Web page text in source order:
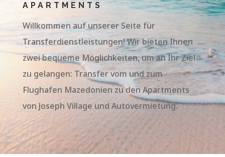
APARTMENTS
Willkommen auf unserer Seite für
Transferdienstleistungen! Wir bieten Ihnen
zwei bequeme Möglichkeiten, um an Ihr Ziel
zu gelangen: Transfer vom und zum
Flughafen Mazedonien zu den Apartments
von Joseph Village und Autovermietung.